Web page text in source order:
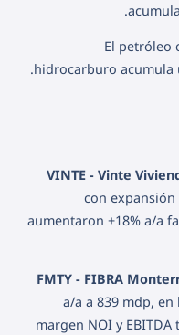
El petróleo
hidrocarburo acumula
VINTE - Vinte
con expansión
aumentaron +18% a/a
FMTY - FIBRA
a/a a 839 mdp,
margen NOI y